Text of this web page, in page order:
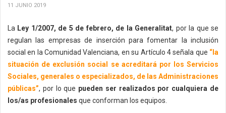
11 JUNIO 2019
La Ley 1/2007, de 5 de febrero, de la Generalitat, por la que se
regulan las empresas de inserción para fomentar la inclusión
social en la Comunidad Valenciana, en su Artículo 4 señala que “la
situación de exclusión social se acreditará por los Servicios
Sociales, generales o especializados, de las Administraciones
públicas”, por lo que pueden ser realizados por cualquiera de
los/as profesionales que conforman los equipos.